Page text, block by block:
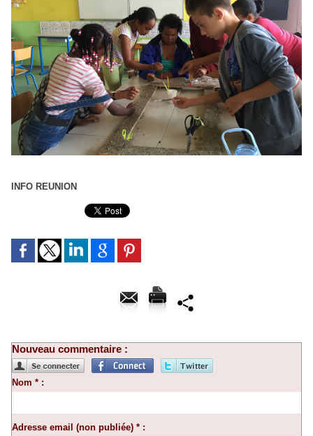
INFO REUNION
Nouveau commentaire :
Nom * :
Adresse email (non publiée) * :